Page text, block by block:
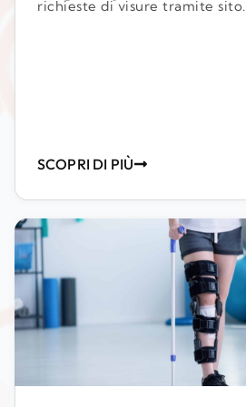
richieste di visure tramite sito.
SCOPRI DI PIÙ